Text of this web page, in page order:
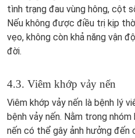
tình trạng đau vùng hông, cột
Nếu không được điều trị kịp
vẹo, không còn khả năng vận
đời.
4.3. Viêm khớp vảy nến
Viêm khớp vảy nến là bệnh lý
bệnh vảy nến. Nằm trong
nến có thể gây ảnh hưởng